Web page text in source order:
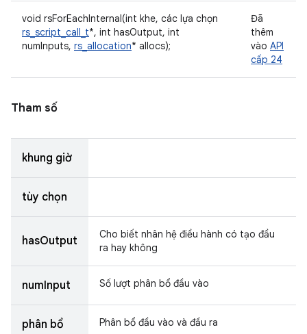
void rsForEachInternal(int khe, các lựa chọn
rs_script_call_t*, int hasOutput, int
numInputs, rs_allocation* allocs);
Đã
thêm
vào API
cấp 24
Tham số
khung giờ
tùy chọn
hasOutput
Cho biết nhân hệ điều hành có tạo đầu
ra hay không
numInput Số lượt phân bổ đầu vào
phân bổ Phân bổ đầu vào và đầu ra